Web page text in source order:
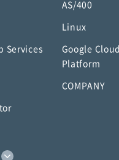
AS/400
Linux
Services
Google Cloud
Platform
COMPANY